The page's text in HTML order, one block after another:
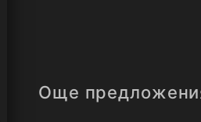
Още